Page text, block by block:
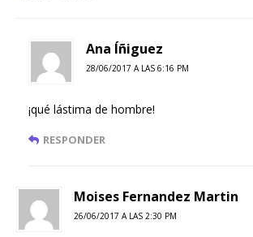
Ana Íñiguez
28/06/2017 A LAS 6:16 PM
¡qué lástima de hombre!
RESPONDER
Moises Fernandez Martin
26/06/2017 A LAS 2:30 PM